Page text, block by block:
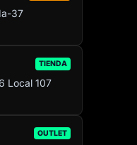
37
TIENDA
Local 107
OUTLET